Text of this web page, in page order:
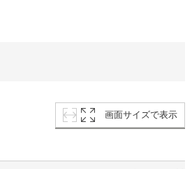
画面サイズで表示